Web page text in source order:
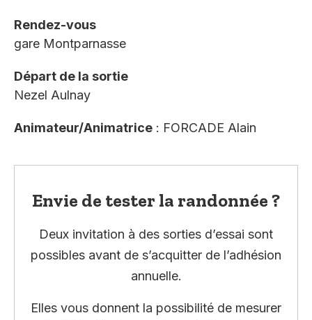
Rendez-vous
gare Montparnasse
Départ de la sortie
Nezel Aulnay
Animateur/Animatrice : FORCADE Alain
Envie de tester la randonnée ?
Deux invitation à des sorties d’essai sont
possibles avant de s’acquitter de l’adhésion
annuelle.
Elles vous donnent la possibilité de mesurer